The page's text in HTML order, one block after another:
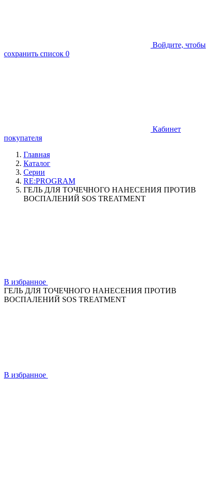
Войдите, чтобы
сохранить список 0
Кабинет
покупателя
Главная
Каталог
Серии
RE:PROGRAM
ГЕЛЬ ДЛЯ ТОЧЕЧНОГО НАНЕСЕНИЯ ПРОТИВ
ВОСПАЛЕНИЙ SOS TREATMENT
В избранное
ГЕЛЬ ДЛЯ ТОЧЕЧНОГО НАНЕСЕНИЯ ПРОТИВ
ВОСПАЛЕНИЙ SOS TREATMENT
В избранное